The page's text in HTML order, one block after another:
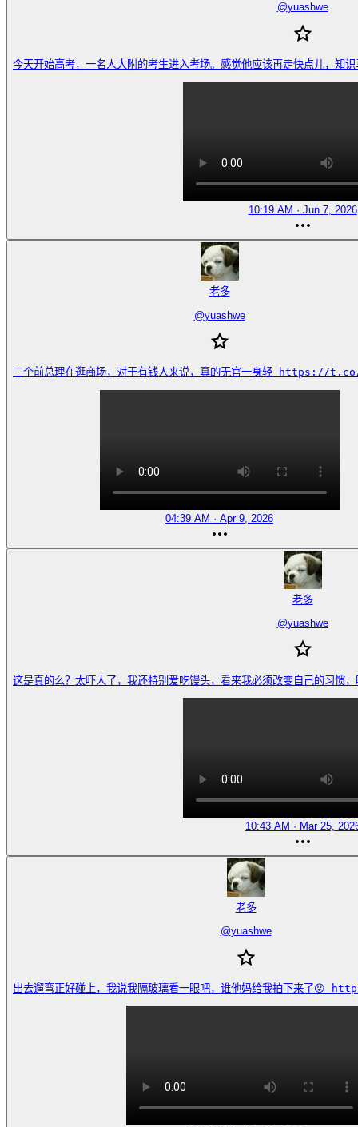
@yuashwe
今天开始高考，一名人大附的考生进入考场。感觉他应该再走快点儿
10:19 AM · Jun 7, 2026
老多
@yuashwe
三个前总理在逛商场，对于有钱人来说，真的无官一身轻 https://
04:39 AM · Apr 9, 2026
老多
@yuashwe
这是真的么？太吓人了，我还特别爱吃馒头，看来我必须改变自己的
10:43 AM · Mar 25,
老多
@yuashwe
出去遛弯正好碰上，我说我隔玻璃看一眼吧，谁他妈给我拍下来了